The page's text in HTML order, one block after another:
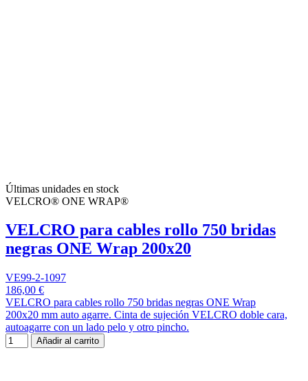
Últimas unidades en stock
VELCRO® ONE WRAP®
VELCRO para cables rollo 750 bridas
negras ONE Wrap 200x20
VE99-2-1097
186,00 €
VELCRO para cables rollo 750 bridas negras ONE Wrap
200x20 mm auto agarre. Cinta de sujeción VELCRO doble cara,
autoagarre con un lado pelo y otro pincho.
Añadir al carrito